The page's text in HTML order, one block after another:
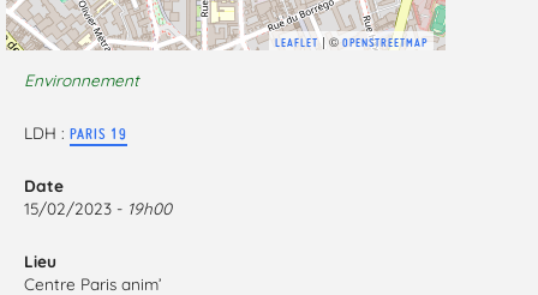
LEAFLET| ©OPENSTREETMAP
Environnement
LDH : PARIS 19
Date
15/02/2023 - 19h00
Lieu
Centre Paris anim’